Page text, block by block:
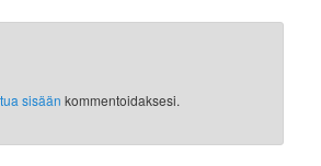
sisään kommentoidaksesi.